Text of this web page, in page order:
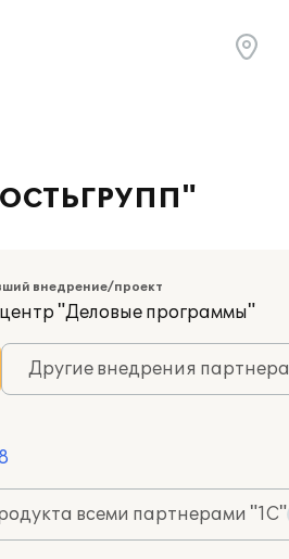
внедрение/проект
"Деловые программы"
Другие внедрения партнера
всеми партнерами "1С"